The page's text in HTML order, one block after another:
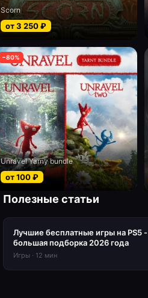
Scorn
от3 250₽
−80%
Unravel Yarny bundle
от100₽
Полезные статьи
Лучшие бесплатные игры на PS5 -
большая подборка 2026 года
Игры · 12 мин